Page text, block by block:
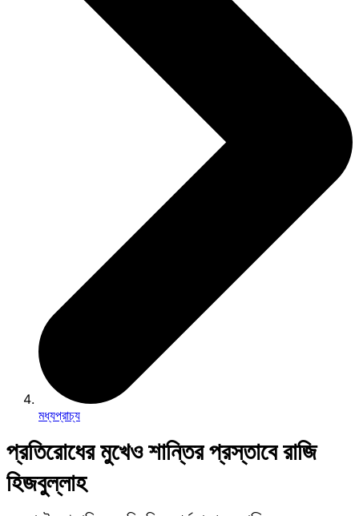
মধ্যপ্রাচ্য
প্রতিরোধের মুখেও শান্তির প্রস্তাবে রাজি
হিজবুল্লাহ